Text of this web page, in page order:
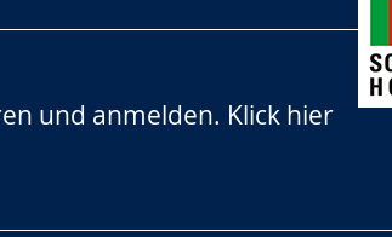
und anmelden. Klick hier